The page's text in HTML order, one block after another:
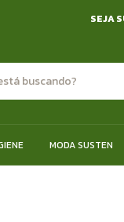
SEJA
MODA SUSTEN